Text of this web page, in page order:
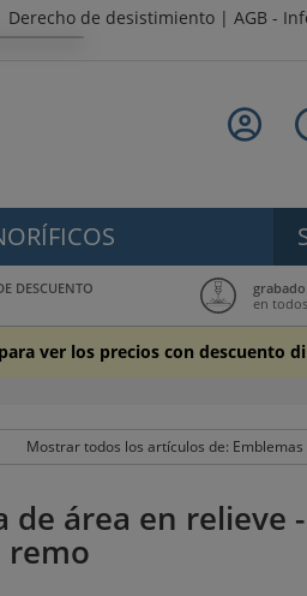
Derecho de desistimiento | AGB -
DESCUENTO
en
ver los precios con descuento
Mostrar todos los artículos de: Emblemas
de área en relieve -
remo